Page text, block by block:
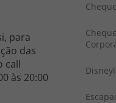
para
das
call
às 20:00